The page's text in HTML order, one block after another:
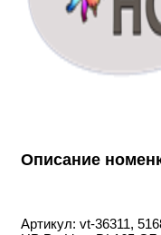
Описание
Артикул: vt-36311,